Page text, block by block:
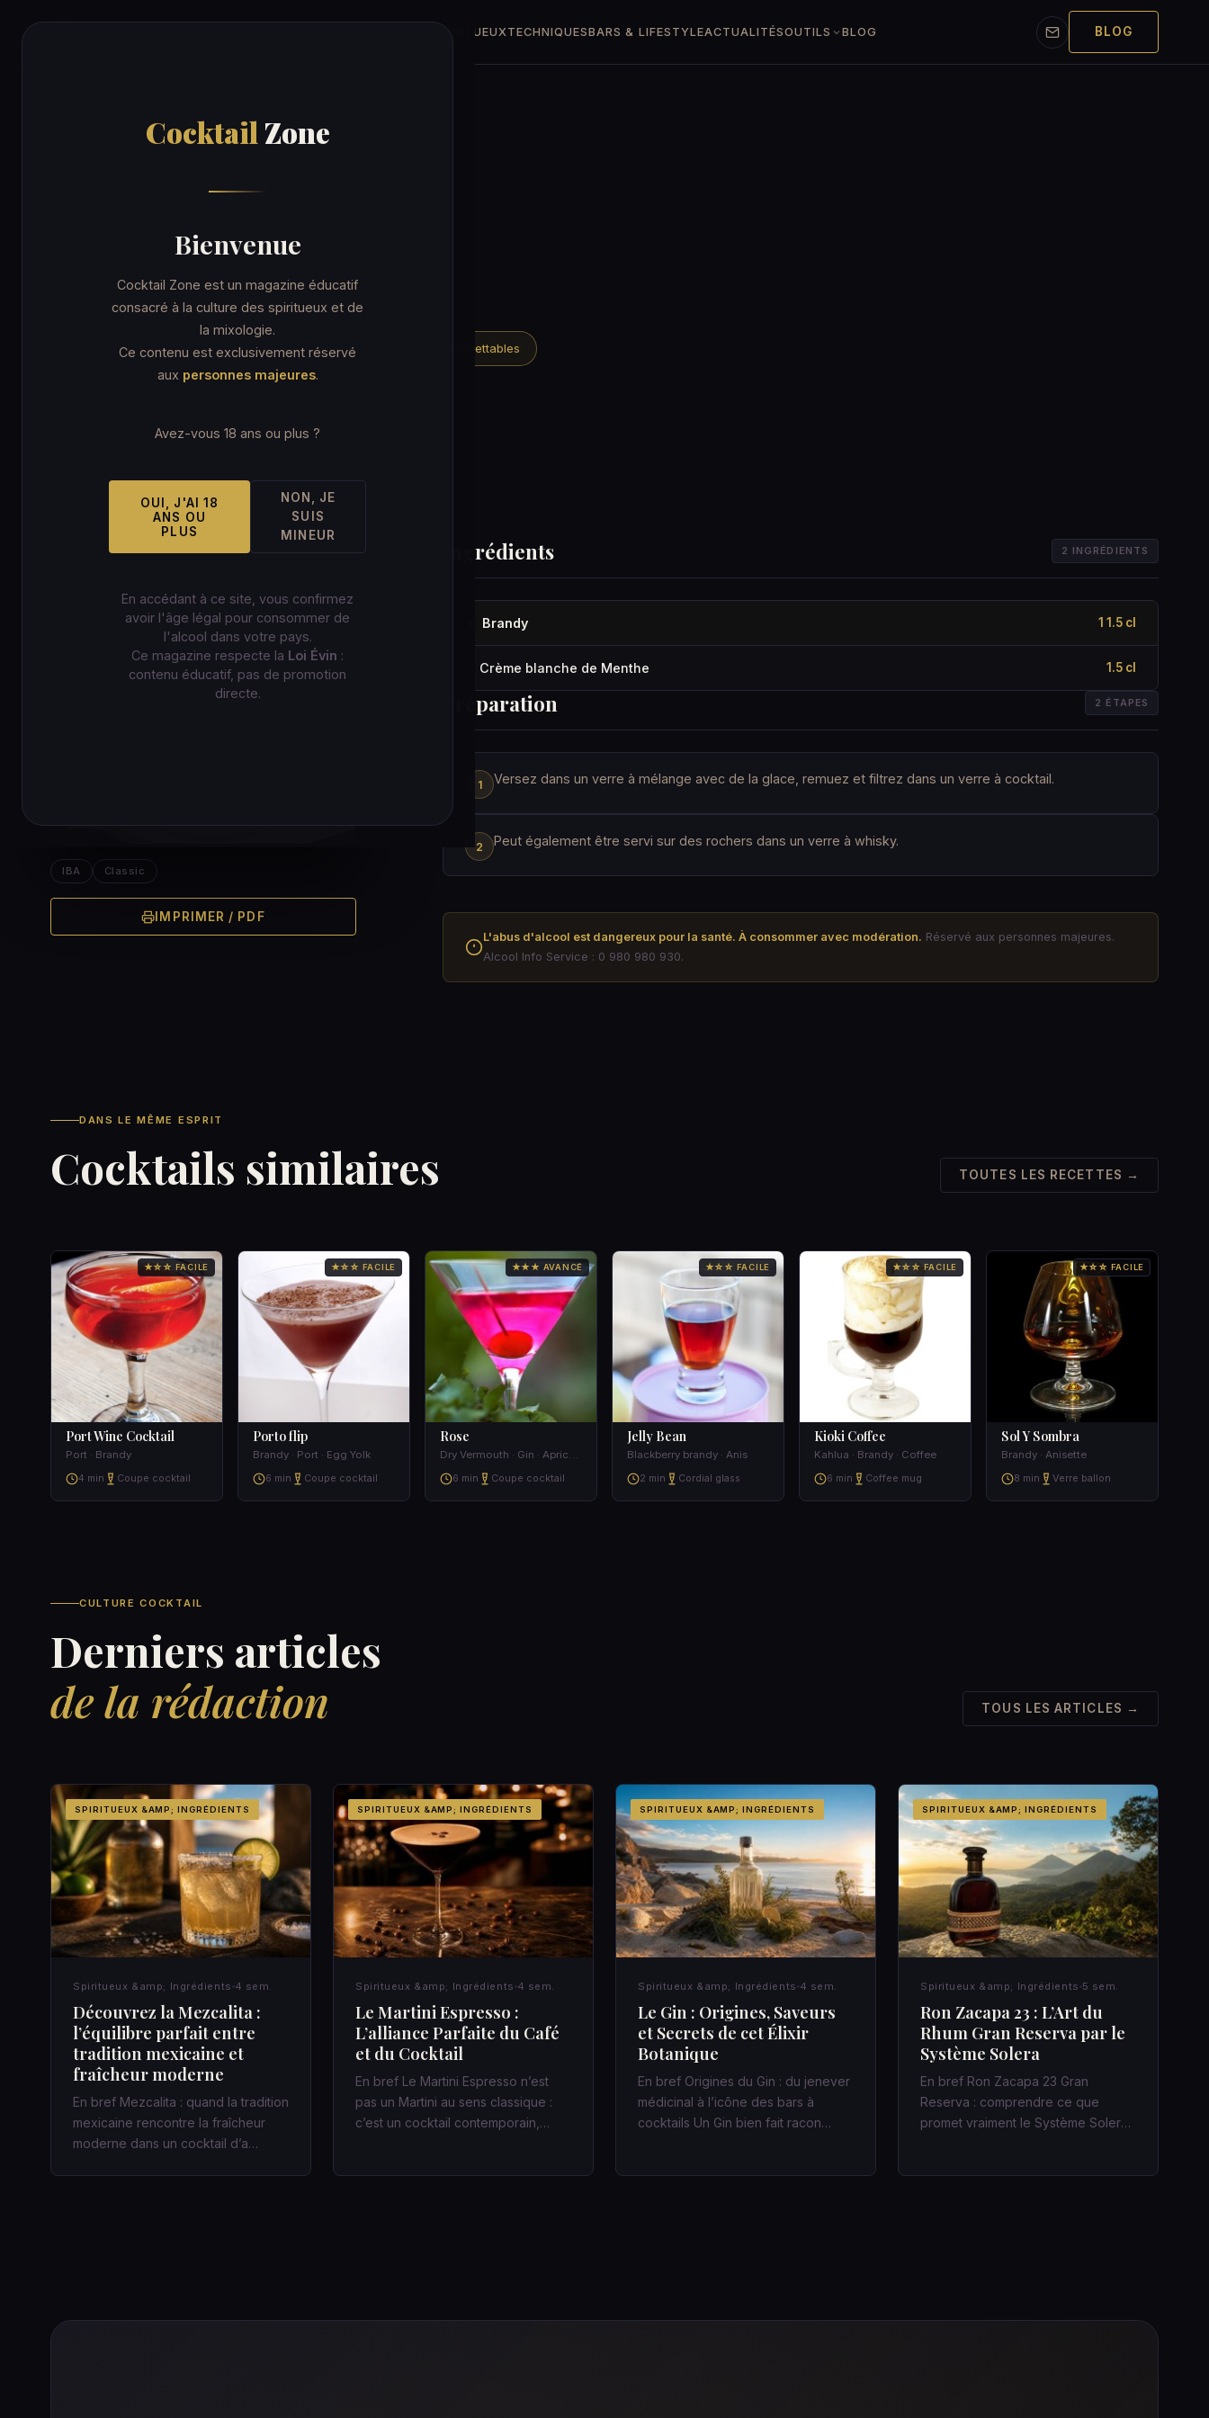
Cocktail Zone
Bienvenue
Cocktail Zone est un magazine éducatif
consacré à la culture des spiritueux et de
la mixologie.
Ce contenu est exclusivement réservé
aux personnes majeures.
Avez-vous 18 ans ou plus ?
OUI, J'AI 18
ANS OU
PLUS
NON, JE
SUIS
MINEUR
En accédant à ce site, vous confirmez
avoir l'âge légal pour consommer de
l'alcool dans votre pays.
Ce magazine respecte la Loi Évin :
contenu éducatif, pas de promotion
directe.
CocktailZone SPIRITUEUX TECHNIQUESBARS & LIFESTYLEACTUALITÉSOUTILS BLOG BLOG
Stinger
Stinger
Coupe cocktail ★☆☆ Facile ★ IBA · Unforgettables
IBA Classic
IMPRIMER / PDF
Ingrédients 2 INGRÉDIENTS
Brandy 1 1.5 cl
Crème blanche de Menthe 1.5 cl
Préparation 2 ÉTAPES
Versez dans un verre à mélange avec de la glace, remuez et filtrez dans un verre à cocktail.
Peut également être servi sur des rochers dans un verre à whisky.
L'abus d'alcool est dangereux pour la santé. À consommer avec modération. Réservé aux personnes majeures.
Alcool Info Service : 0 980 980 930.
DANS LE MÊME ESPRIT
Cocktails similaires TOUTES LES RECETTES →
★☆☆ FACILE
Port Wine Cocktail
Port · Brandy
4 min
Coupe cocktail
★☆☆ FACILE
Porto flip
Brandy · Port · Egg Yolk
6 min
Coupe cocktail
★★★ AVANCÉ
Rose
Dry Vermouth · Gin · Apricot brandy · Lemon juice
6 min
Coupe cocktail
★☆☆ FACILE
Jelly Bean
Blackberry brandy · Anis
2 min
Cordial glass
★☆☆ FACILE
Kioki Coffee
Kahlua · Brandy · Coffee
6 min
Coffee mug
★☆☆ FACILE
Sol Y Sombra
Brandy · Anisette
8 min
Verre ballon
CULTURE COCKTAIL
Derniers articles
de la rédaction
TOUS LES ARTICLES →
SPIRITUEUX &AMP; INGRÉDIENTS
Spiritueux &amp; Ingrédients 4 sem.
Découvrez la Mezcalita :
l’équilibre parfait entre
tradition mexicaine et
fraîcheur moderne
En bref Mezcalita : quand la tradition
mexicaine rencontre la fraîcheur
moderne dans un cocktail d’a…
SPIRITUEUX &AMP; INGRÉDIENTS
Spiritueux &amp; Ingrédients 4 sem.
Le Martini Espresso :
L’alliance Parfaite du Café
et du Cocktail
En bref Le Martini Espresso n’est
pas un Martini au sens classique :
c’est un cocktail contemporain,…
SPIRITUEUX &AMP; INGRÉDIENTS
Spiritueux &amp; Ingrédients 4 sem.
Le Gin : Origines, Saveurs
et Secrets de cet Élixir
Botanique
En bref Origines du Gin : du jenever
médicinal à l’icône des bars à
cocktails Un Gin bien fait racon…
SPIRITUEUX &AMP; INGRÉDIENTS
Spiritueux &amp; Ingrédients 5 sem.
Ron Zacapa 23 : L’Art du
Rhum Gran Reserva par le
Système Solera
En bref Ron Zacapa 23 Gran
Reserva : comprendre ce que
promet vraiment le Système Solera